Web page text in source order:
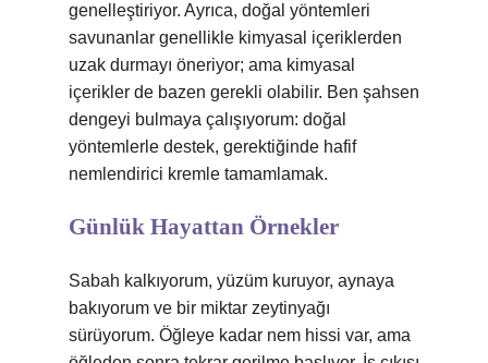
genelleştiriyor. Ayrıca, doğal yöntemleri
savunanlar genellikle kimyasal içeriklerden
uzak durmayı öneriyor; ama kimyasal
içerikler de bazen gerekli olabilir. Ben şahsen
dengeyi bulmaya çalışıyorum: doğal
yöntemlerle destek, gerektiğinde hafif
nemlendirici kremle tamamlamak.
Günlük Hayattan Örnekler
Sabah kalkıyorum, yüzüm kuruyor, aynaya
bakıyorum ve bir miktar zeytinyağı
sürüyorum. Öğleye kadar nem hissi var, ama